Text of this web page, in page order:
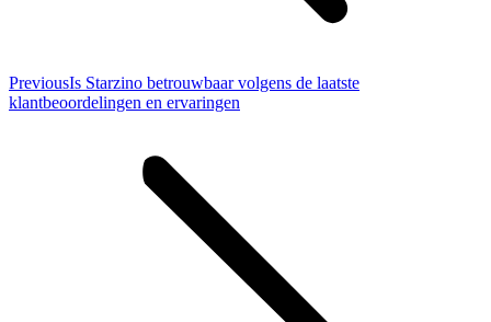
PreviousPrevious
post:
Is Starzino betrouwbaar volgens de laatste
klantbeoordelingen en ervaringen